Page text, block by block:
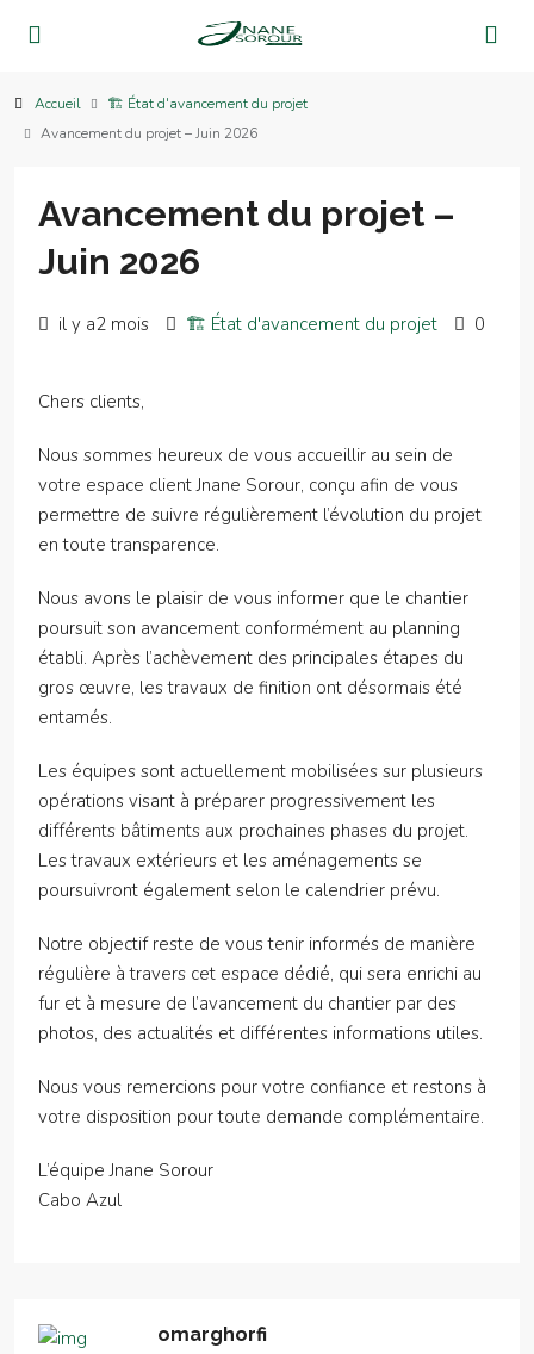
Accueil
🏗 État d'avancement du projet
Avancement du projet – Juin 2026
Avancement du projet –
Juin 2026
il y a2 mois 🏗 État d'avancement du projet 0
Chers clients,
Nous sommes heureux de vous accueillir au sein de
votre espace client Jnane Sorour, conçu afin de vous
permettre de suivre régulièrement l’évolution du projet
en toute transparence.
Nous avons le plaisir de vous informer que le chantier
poursuit son avancement conformément au planning
établi. Après l’achèvement des principales étapes du
gros œuvre, les travaux de finition ont désormais été
entamés.
Les équipes sont actuellement mobilisées sur plusieurs
opérations visant à préparer progressivement les
différents bâtiments aux prochaines phases du projet.
Les travaux extérieurs et les aménagements se
poursuivront également selon le calendrier prévu.
Notre objectif reste de vous tenir informés de manière
régulière à travers cet espace dédié, qui sera enrichi au
fur et à mesure de l’avancement du chantier par des
photos, des actualités et différentes informations utiles.
Nous vous remercions pour votre confiance et restons à
votre disposition pour toute demande complémentaire.
L’équipe Jnane Sorour
Cabo Azul
omarghorfi